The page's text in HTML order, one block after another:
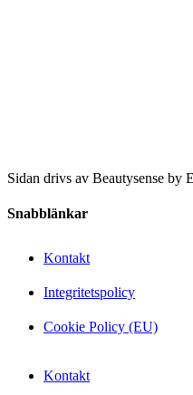
Sidan drivs av Beautysense by
Snabblänkar
Kontakt
Integritetspolicy
Cookie Policy (EU)
Kontakt